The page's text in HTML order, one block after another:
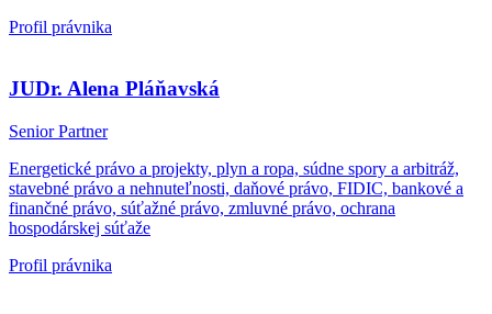
Profil právnika
JUDr. Alena Pláňavská
Senior Partner
Energetické právo a projekty, plyn a ropa, súdne spory a arbitráž,
stavebné právo a nehnuteľnosti, daňové právo, FIDIC, bankové a
finančné právo, súťažné právo, zmluvné právo, ochrana
hospodárskej súťaže
Profil právnika